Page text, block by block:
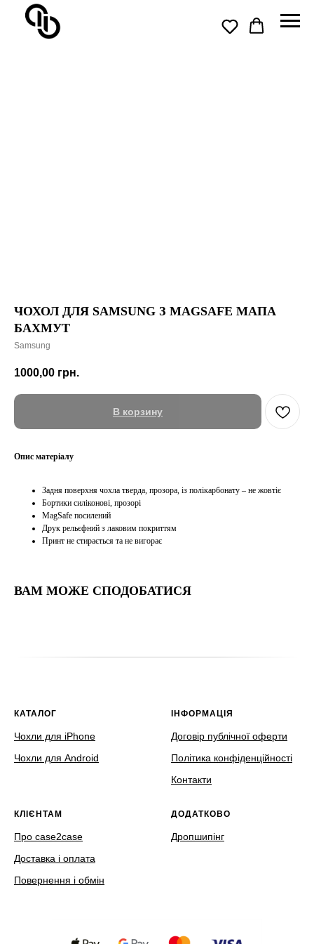
ЧОХОЛ ДЛЯ SAMSUNG З MAGSAFE МАПА
БАХМУТ
Samsung
1000,00 грн.
В корзину
Опис матеріалу
Задня поверхня чохла тверда, прозора, із полікарбонату – не жовтіє
Бортики силіконові, прозорі
MagSafe посилений
Друк рельєфний з лаковим покриттям
Принт не стирається та не вигорає
ВАМ МОЖЕ СПОДОБАТИСЯ
КАТАЛОГ
Чохли для iPhone
Чохли для Android
ІНФОРМАЦІЯ
Договір публічної оферти
Політика конфіденційності
Контакти
КЛІЄНТАМ
Про case2case
Доставка і оплата
Повернення і обмін
ДОДАТКОВО
Дропшипінг